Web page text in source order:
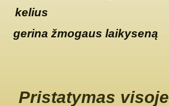
kelius
gerina žmogaus laikyseną
Pristatymas